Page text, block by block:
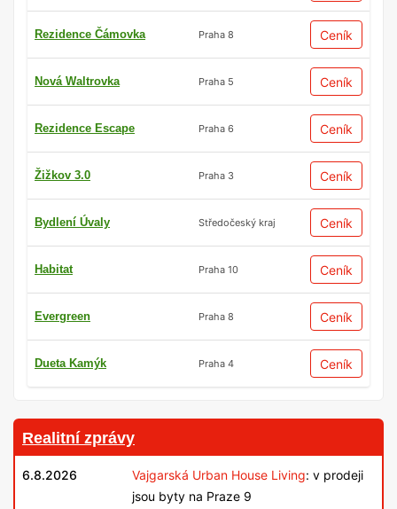
Rezidence Čámovka Praha 8 Ceník
Nová Waltrovka Praha 5 Ceník
Rezidence Escape Praha 6 Ceník
Žižkov 3.0 Praha 3 Ceník
Bydlení Úvaly Středočeský kraj Ceník
Habitat Praha 10 Ceník
Evergreen Praha 8 Ceník
Dueta Kamýk Praha 4 Ceník
Realitní zprávy
6.8.2026 Vajgarská Urban House Living: v prodeji
jsou byty na Praze 9